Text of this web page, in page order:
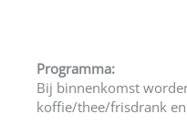
Programma:
Bij binnenkomst
koffie/thee/frisdrank